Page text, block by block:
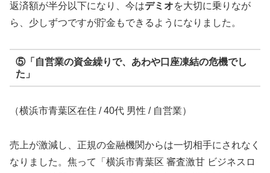
返済額が半分以下になり、今はデミオを大切に乗りなが
ら、少しずつですが貯金もできるようになりました。
⑤「自営業の資金繰りで、あわや口座凍結の危機でし
た」
（横浜市青葉区在住 / 40代 男性 / 自営業）
売上が激減し、正規の金融機関からは一切相手にされなく
なりました。焦って「横浜市青葉区 審査激甘 ビジネスロ